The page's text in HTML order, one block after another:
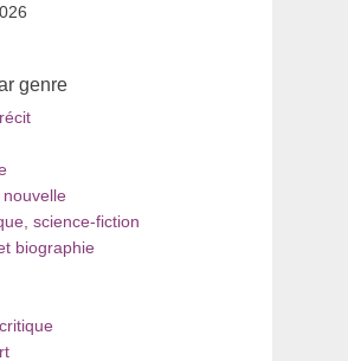
genre
science-fiction
biographie